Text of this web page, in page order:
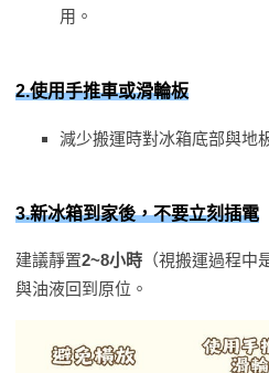
用。
2.使用手推車或滑輪板
減少搬運時對冰箱底部與地
3.新冰箱到家後，不要立刻插電
建議靜置2~8小時 （視搬運過程
與油液回到原位。